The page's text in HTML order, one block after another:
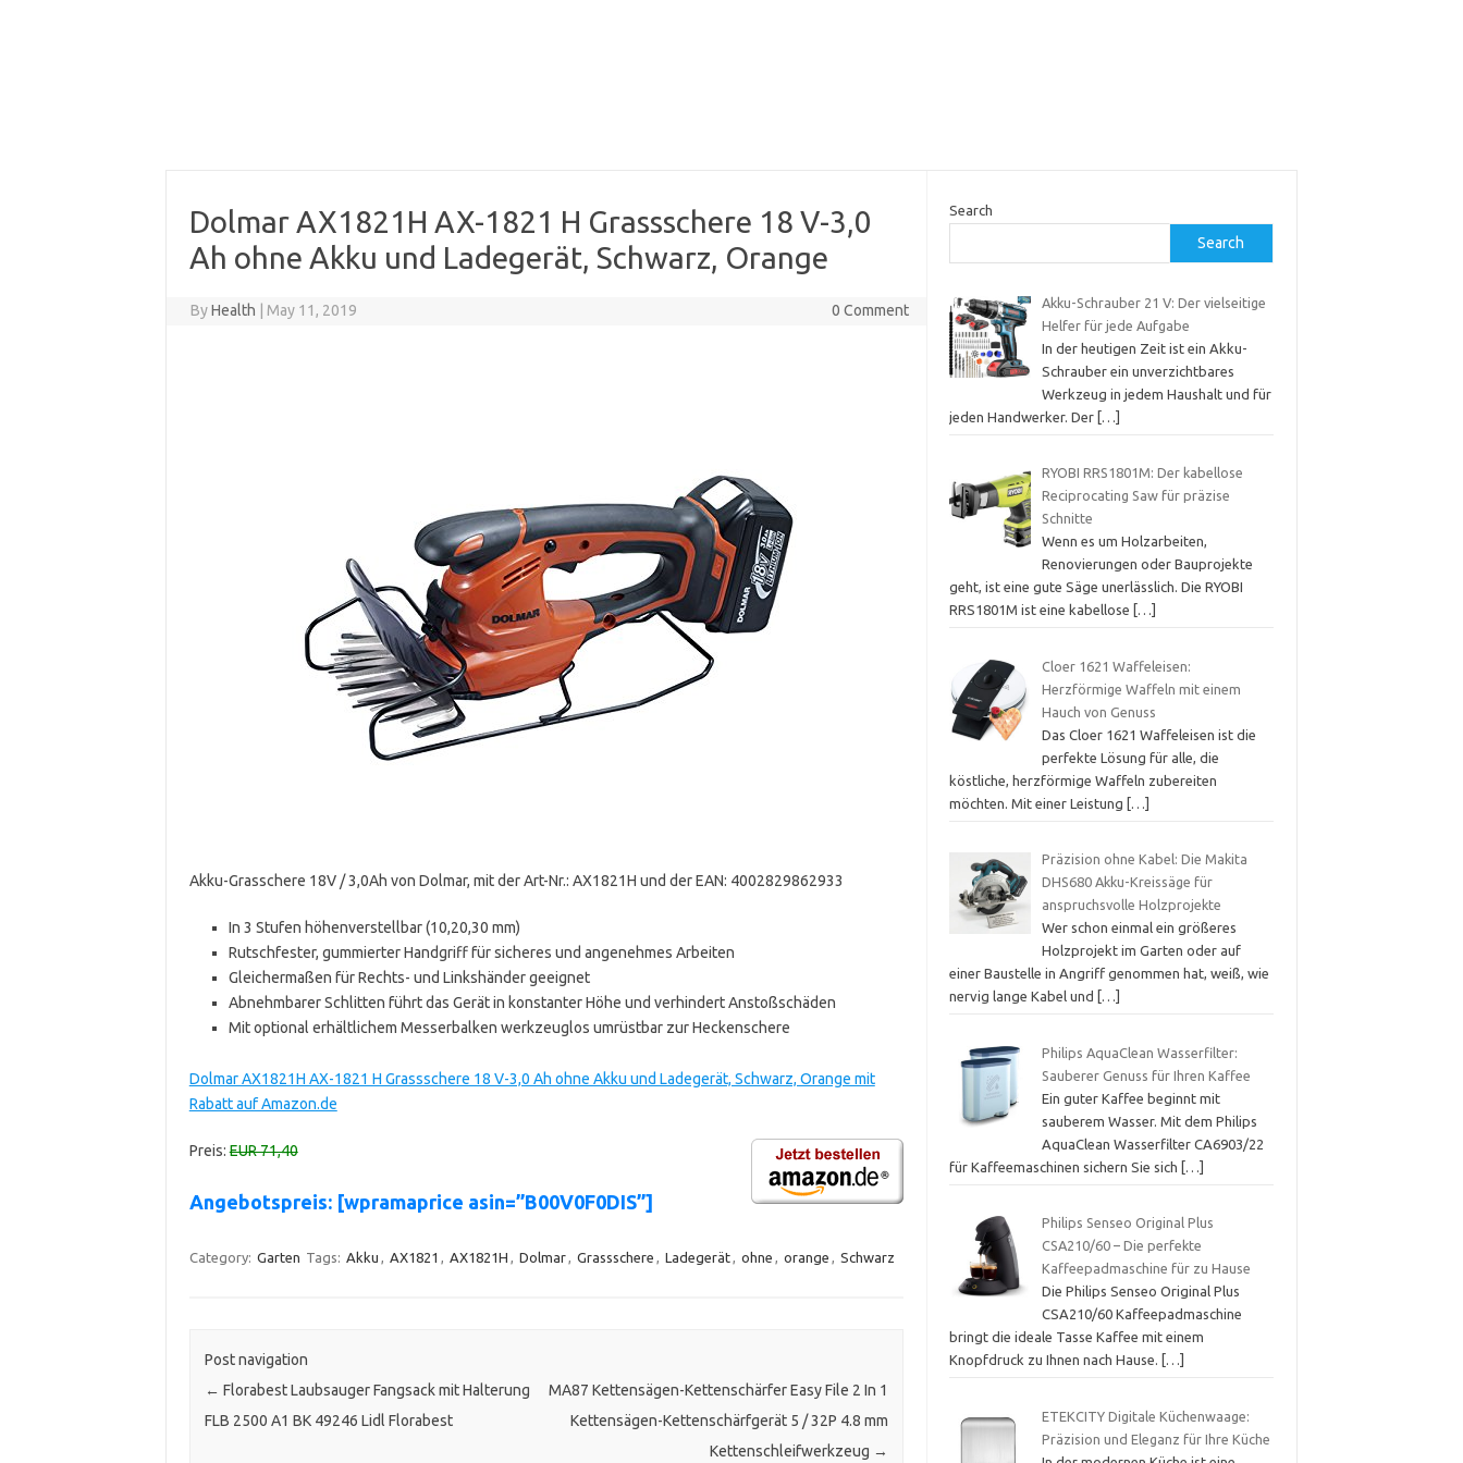
Dolmar AX1821H AX-1821 H Grassschere 18 V-3,0
Ah ohne Akku und Ladegerät, Schwarz, Orange
ByHealth May 11, 2019 0 Comment
Akku-Grasschere 18V / 3,0Ah von Dolmar, mit der Art-Nr.: AX1821H und der EAN: 4002829862933
In 3 Stufen höhenverstellbar (10,20,30 mm)
Rutschfester, gummierter Handgriff für sicheres und angenehmes Arbeiten
Gleichermaßen für Rechts- und Linkshänder geeignet
Abnehmbarer Schlitten führt das Gerät in konstanter Höhe und verhindert Anstoßschäden
Mit optional erhältlichem Messerbalken werkzeuglos umrüstbar zur Heckenschere
Dolmar AX1821H AX-1821 H Grassschere 18 V-3,0 Ah ohne Akku und Ladegerät, Schwarz, Orange mit
Rabatt auf Amazon.de
Preis:EUR 71,40
Angebotspreis: [wpramaprice asin=”B00V0F0DIS”]
Category: Garten Tags: Akku , AX1821 , AX1821H , Dolmar, Grassschere , Ladegerät, ohne , orange , Schwarz
Post navigation
← Florabest Laubsauger Fangsack mit Halterung
FLB 2500 A1 BK 49246 Lidl Florabest
MA87 Kettensägen-Kettenschärfer Easy File 2 In 1
Kettensägen-Kettenschärfgerät 5 / 32P 4.8 mm
Kettenschleifwerkzeug →
Search
Search
Akku-Schrauber 21 V: Der vielseitige
Helfer für jede Aufgabe
In der heutigen Zeit ist ein Akku-
Schrauber ein unverzichtbares
Werkzeug in jedem Haushalt und für
jeden Handwerker. Der […]
RYOBI RRS1801M: Der kabellose
Reciprocating Saw für präzise
Schnitte
Wenn es um Holzarbeiten,
Renovierungen oder Bauprojekte
geht, ist eine gute Säge unerlässlich. Die RYOBI
RRS1801M ist eine kabellose
[…]
Cloer 1621 Waffeleisen:
Herzförmige Waffeln mit einem
Hauch von Genuss
Das Cloer 1621 Waffeleisen ist die
perfekte Lösung für alle, die
köstliche, herzförmige Waffeln zubereiten
möchten. Mit einer Leistung
[…]
Präzision ohne Kabel: Die Makita
DHS680 Akku-Kreissäge für
anspruchsvolle Holzprojekte
Wer schon einmal ein größeres
Holzprojekt im Garten oder auf
einer Baustelle in Angriff genommen hat, weiß, wie
nervig lange Kabel und
[…]
Philips AquaClean Wasserfilter:
Sauberer Genuss für Ihren Kaffee
Ein guter Kaffee beginnt mit
sauberem Wasser. Mit dem Philips
AquaClean Wasserfilter CA6903/22
für Kaffeemaschinen sichern Sie sich
[…]
Philips Senseo Original Plus
CSA210/60 – Die perfekte
Kaffeepadmaschine für zu Hause
Die Philips Senseo Original Plus
CSA210/60 Kaffeepadmaschine
bringt die ideale Tasse Kaffee mit einem
Knopfdruck zu Ihnen nach Hause.
[…]
ETEKCITY Digitale Küchenwaage:
Präzision und Eleganz für Ihre Küche